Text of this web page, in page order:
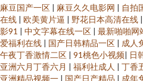
麻豆国产一区 | 麻豆久久电影网 | 自拍
在线 | 欧美黄片逼 | 野花日本高清在线 |
影91 | 中文字幕在线一区 | 最新啪啪网
爱福利在线 | 国产日韩精品一区 | 成人
午夜丁香激情二区 | 91桃色小视频| 日
亚洲六月丁香六月 | 福利社成人 | 丁香
亚洲精品视频一 | 国产日产精品 | 成年